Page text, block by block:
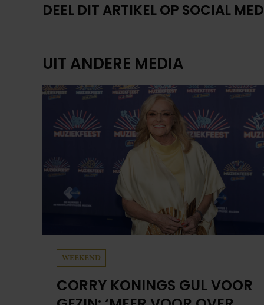
DEEL DIT ARTIKEL OP SOCIAL
UIT ANDERE MEDIA
WEEKEND
CORRY KONINGS GUL VOOR